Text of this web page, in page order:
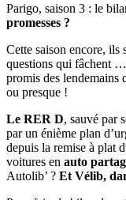
Parigo, saison 3 : le
promesses ?
Cette saison encore, ils
questions qui fâchent
promis des
ou presque !
Le RER D, sauvé par
par un énième plan
depuis la remise à plat
voitures en auto
Autolib’ ? Et Vélib,